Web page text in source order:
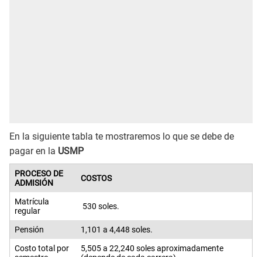
En la siguiente tabla te mostraremos lo que se debe de
pagar en la USMP
PROCESO DE
ADMISIÓN
COSTOS
Matrícula
regular
530 soles.
Pensión
1,101 a 4,448 soles.
Costo total por
5,505 a 22,240 soles aproximadamente